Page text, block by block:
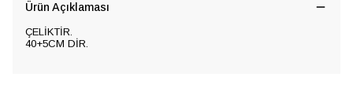
Ürün Açıklaması
ÇELİKTİR.
40+5CM DİR.